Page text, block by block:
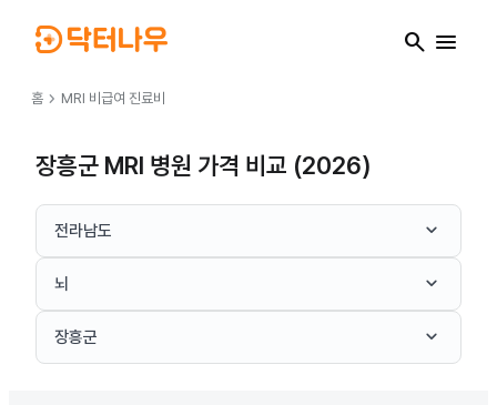
search menu
홈 chevron_right MRI 비급여 진료비
장흥군 MRI 병원 가격 비교 (2026)
전라남도 keyboard_arrow_down
뇌 keyboard_arrow_down
장흥군 keyboard_arrow_down